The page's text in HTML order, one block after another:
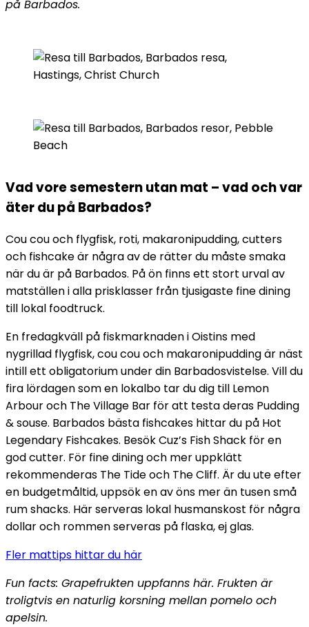
på Barbados.
Vad vore semestern utan mat – vad och var
äter du på Barbados?
Cou cou och flygfisk, roti, makaronipudding, cutters
och fishcake är några av de rätter du måste smaka
när du är på Barbados. På ön finns ett stort urval av
matställen i alla prisklasser från tjusigaste fine dining
till lokal foodtruck.
En fredagkväll på fiskmarknaden i Oistins med
nygrillad flygfisk, cou cou och makaronipudding är näst
intill ett obligatorium under din Barbadosvistelse. Vill du
fira lördagen som en lokalbo tar du dig till Lemon
Arbour och The Village Bar för att testa deras Pudding
& souse. Barbados bästa fishcakes hittar du på Hot
Legendary Fishcakes. Besök Cuz’s Fish Shack för en
god cutter. För fine dining och mer uppklätt
rekommenderas The Tide och The Cliff. Är du ute efter
en budgetmåltid, uppsök en av öns mer än tusen små
rum shacks. Här serveras lokal husmanskost för några
dollar och rommen serveras på flaska, ej glas.
Fler mattips hittar du här
Fun facts: Grapefrukten uppfanns här. Frukten är
troligtvis en naturlig korsning mellan pomelo och
apelsin.